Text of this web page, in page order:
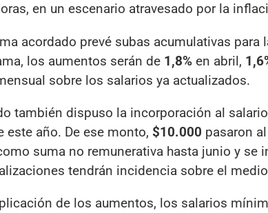
en un escenario atravesado por la
acordado prevé subas acumulativas
los aumentos serán de 1,8% en abril,
sobre los salarios ya actualizados.
también dispuso la incorporación al
este año. De ese monto, $10.000 pasaron
suma no remunerativa hasta junio y se
tendrán incidencia sobre el
de los aumentos, los salarios